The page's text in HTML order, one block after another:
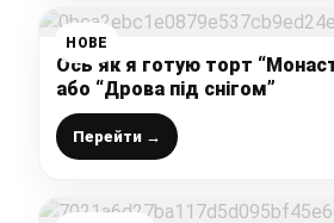
НОВЕ
Ось як я готую торт
або “Дрова під снігом”
Перейти →